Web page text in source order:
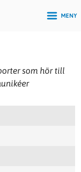
MENY
som hör till